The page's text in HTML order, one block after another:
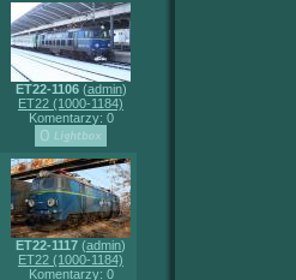
ET22-1106(admin)
ET22 (1000-1184)
Komentarzy: 0
ET22-1117 (admin)
ET22 (1000-1184)
Komentarzy: 0